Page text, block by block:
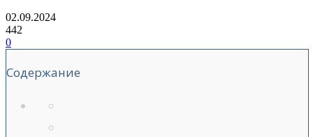
02.09.2024
442
0
Содержание